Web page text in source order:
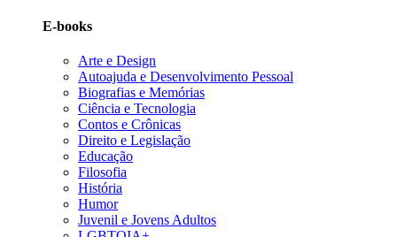
E-books
Arte e Design
Autoajuda e Desenvolvimento Pessoal
Biografias e Memórias
Ciência e Tecnologia
Contos e Crônicas
Direito e Legislação
Educação
Filosofia
História
Humor
Juvenil e Jovens Adultos